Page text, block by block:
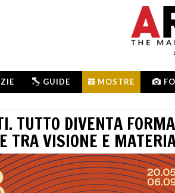
GUIDE MOSTRE
TUTTO DIVENTA
TRA VISIONE E